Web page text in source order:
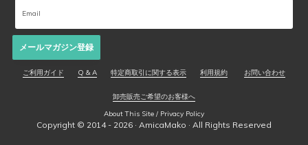
メールマガジン登録
ご利用ガイド Q & A 特定商取引に関する表示 利用規約 お問い合わせ
卸売販売ご希望のお客様へ
About This Site / Privacy Policy
Copyright © 2014 - 2026 · AmicaMako · All Rights Reserved